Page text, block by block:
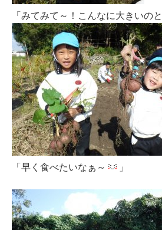
「みてみて～！こんなに大きいの
「早く食べたいなぁ～ 」